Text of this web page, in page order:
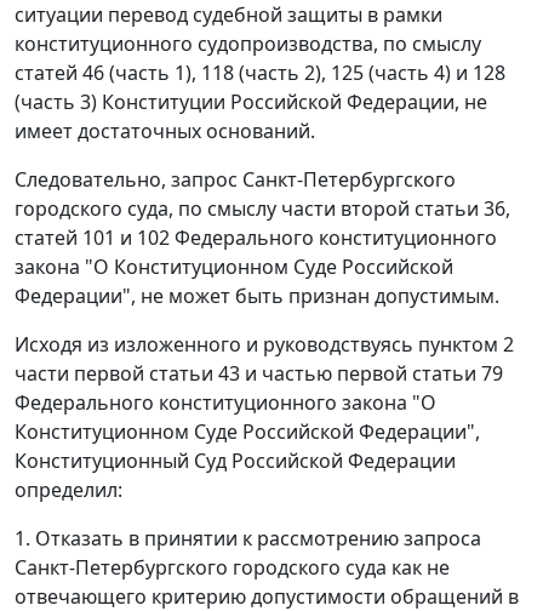
ситуации перевод судебной защиты в рамки
конституционного судопроизводства, по смыслу
статей 46 (часть 1), 118 (часть 2), 125 (часть 4) и 128
(часть 3) Конституции Российской Федерации, не
имеет достаточных оснований.
Следовательно, запрос Санкт-Петербургского
городского суда, по смыслу части второй статьи 36,
статей 101 и 102Федерального конституционного
закона "О Конституционном Суде Российской
Федерации", не может быть признан допустимым.
Исходя из изложенного и руководствуясь пунктом 2
части первой статьи 43 и частью первой статьи 79
Федерального конституционного закона "О
Конституционном Суде Российской Федерации",
Конституционный Суд Российской Федерации
определил:
1. Отказать в принятии к рассмотрению запроса
Санкт-Петербургского городского суда как не
отвечающего критерию допустимости обращений в